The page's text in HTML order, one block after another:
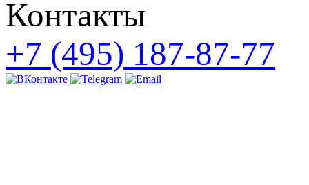
Контакты
+7 (495) 187-87-77